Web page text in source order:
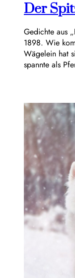
Der
Gedichte aus
1898. Wie
Wägelein hat
spannte als